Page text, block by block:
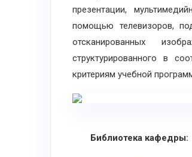
презентации,
помощью телевизоров,
отсканированных
структурированного в
критериям учебной
Библиотека кафедры: